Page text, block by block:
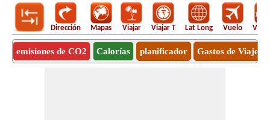
Dirección Mapas Viajar Viajar T Lat Long Vuelo
emisiones de CO2 Calorías planificador Gastos de Viaje